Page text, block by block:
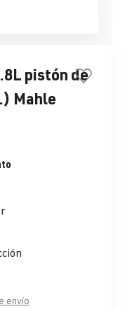
pistón de
Mahle
envío